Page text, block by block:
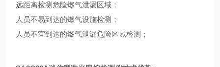
远距离检测危险燃气泄漏区域；
人员不易到达的燃气设施检测；
人员不宜到达的燃气泄漏危险区域检测；